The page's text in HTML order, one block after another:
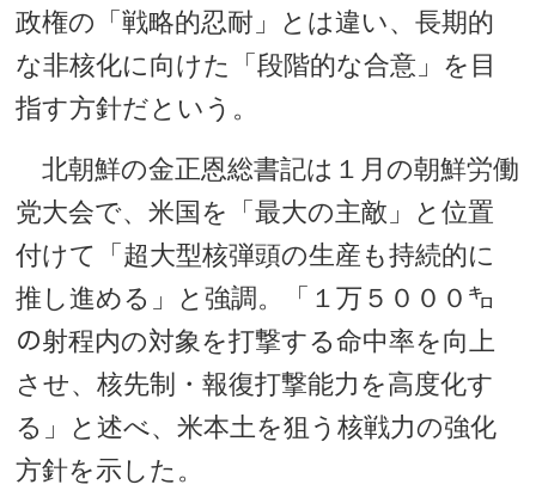
政権の「戦略的忍耐」とは違い、長期的
な非核化に向けた「段階的な合意」を目
指す方針だという。
北朝鮮の金正恩総書記は１月の朝鮮労働
党大会で、米国を「最大の主敵」と位置
付けて「超大型核弾頭の生産も持続的に
推し進める」と強調。「１万５０００㌔
の射程内の対象を打撃する命中率を向上
させ、核先制・報復打撃能力を高度化す
る」と述べ、米本土を狙う核戦力の強化
方針を示した。